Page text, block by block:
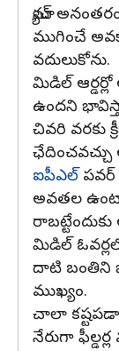
మ్యాచ్
ముగించే
వదులుకోను.
మిడిల్
ఉందని
చివరి వరకు
ఐపీఎల్​ పవర్
అవతల
మిడిల్ ఓవర్లలో
దాటి బంతిని
ముఖ్యం.
చాలా
నేరుగా